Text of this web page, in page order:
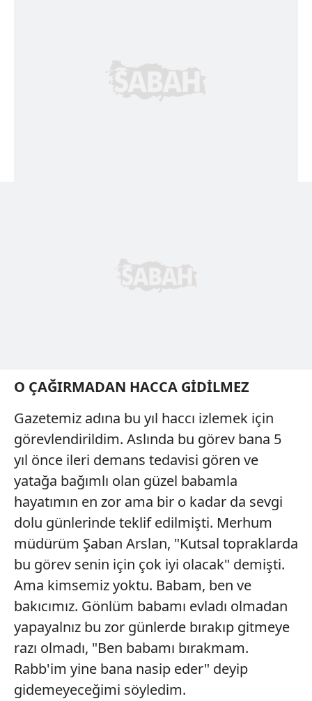
O ÇAĞIRMADAN HACCA GİDİLMEZ
Gazetemiz adına bu yıl haccı izlemek için
görevlendirildim. Aslında bu görev bana 5
yıl önce ileri demans tedavisi gören ve
yatağa bağımlı olan güzel babamla
hayatımın en zor ama bir o kadar da sevgi
dolu günlerinde teklif edilmişti. Merhum
müdürüm Şaban Arslan, "Kutsal topraklarda
bu görev senin için çok iyi olacak" demişti.
Ama kimsemiz yoktu. Babam, ben ve
bakıcımız. Gönlüm babamı evladı olmadan
yapayalnız bu zor günlerde bırakıp gitmeye
razı olmadı, "Ben babamı bırakmam.
Rabb'im yine bana nasip eder" deyip
gidemeyeceğimi söyledim.